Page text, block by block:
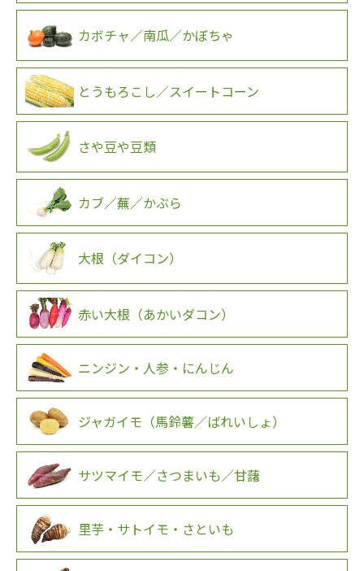
カボチャ／南瓜／かぼちゃ
とうもろこし／スイートコーン
さや豆や豆類
カブ／蕪／かぶら
大根（ダイコン）
赤い大根（あかいダコン）
ニンジン・人参・にんじん
ジャガイモ（馬鈴薯／ばれいしょ）
サツマイモ／さつまいも／甘藷
里芋・サトイモ・さといも